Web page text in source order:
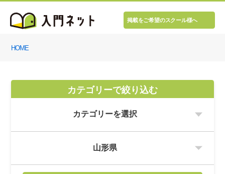
掲載をご希望のスクール様へ
HOME
カテゴリーで絞り込む